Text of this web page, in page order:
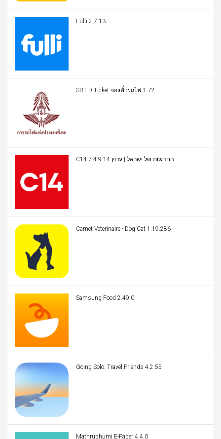
Fulli 2.7.13
SRT D-Ticket จองตั๋วรถไฟ 1.72
C14 החדשות של ישראל | ערוץ 14 7.4.9
Carnet Veterinaire - Dog Cat 1.19.286
Samsung Food 2.49.0
Going Solo: Travel Friends 4.2.55
Mathrubhumi E-Paper 4.4.0